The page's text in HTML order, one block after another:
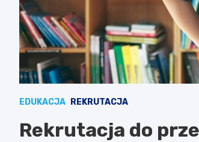
EDUKACJA REKRUTACJA
Rekrutacja do